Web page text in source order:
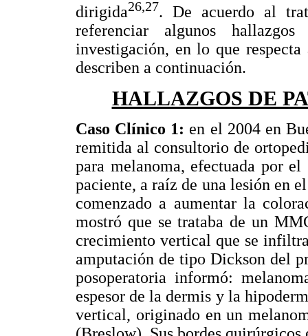
dirigida26,27. De acuerdo al
referenciar algunos
investigación, en lo que
describen a continuación.
HALLAZGOS DE
Caso Clínico 1: en el 2004 en
remitida al consultorio de
para melanoma, efectuada por
paciente, a raíz de una lesión en
comenzado a aumentar la
mostró que se trataba de un
crecimiento vertical que se
amputación de tipo Dickson del
posoperatoria informó:
espesor de la dermis y la
vertical, originado en un